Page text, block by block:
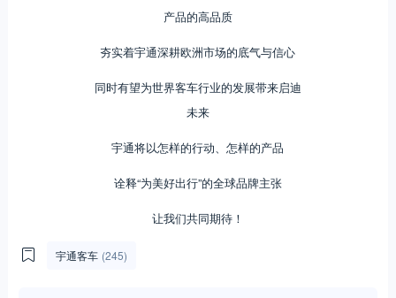
产品的高品质
夯实着宇通深耕欧洲市场的底气与信心
同时有望为世界客车行业的发展带来启迪
未来
宇通将以怎样的行动、怎样的产品
诠释“为美好出行”的全球品牌主张
让我们共同期待！
宇通客车 (245)